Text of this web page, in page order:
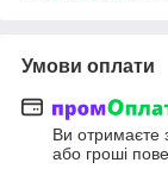
Умови оплати
Ви отримаєте
або гроші